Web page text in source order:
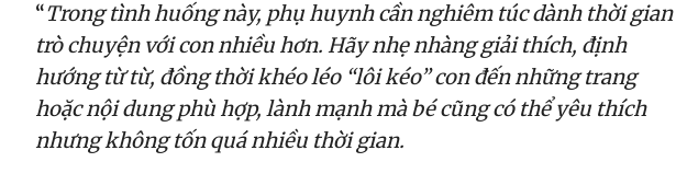
“Trong tình huống này, phụ huynh cần nghiêm túc dành thời gian
trò chuyện với con nhiều hơn. Hãy nhẹ nhàng giải thích, định
hướng từ từ, đồng thời khéo léo “lôi kéo” con đến những trang
hoặc nội dung phù hợp, lành mạnh mà bé cũng có thể yêu thích
nhưng không tốn quá nhiều thời gian.